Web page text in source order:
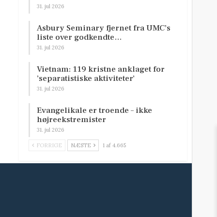
31. jul 2026
Asbury Seminary fjernet fra UMC’s
liste over godkendte…
31. jul 2026
Vietnam: 119 kristne anklaget for
’separatistiske aktiviteter’
31. jul 2026
Evangelikale er troende – ikke
højreekstremister
31. jul 2026
FORRIGE NÆSTE 1 af 4.665